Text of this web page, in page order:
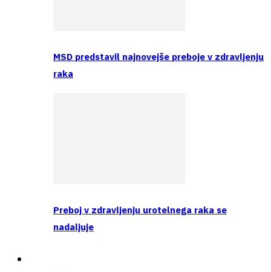
MSD predstavil najnovejše preboje v zdravljenju
raka
Preboj v zdravljenju urotelnega raka se
nadaljuje